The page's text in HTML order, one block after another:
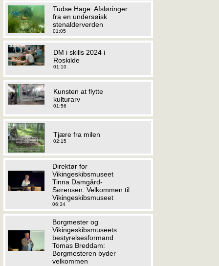
Tudse Hage: Afsløringer
fra en undersøisk
stenalderverden
01:05
DM i skills 2024 i
Roskilde
01:10
Kunsten at flytte
kulturarv
01:56
Tjære fra milen
02:15
Direktør for
Vikingeskibsmuseet
Tinna Damgård-
Sørensen: Velkommen til
Vikingeskibsmuseet
06:34
Borgmester og
Vikingeskibsmuseets
bestyrelsesformand
Tomas Breddam:
Borgmesteren byder
velkommen